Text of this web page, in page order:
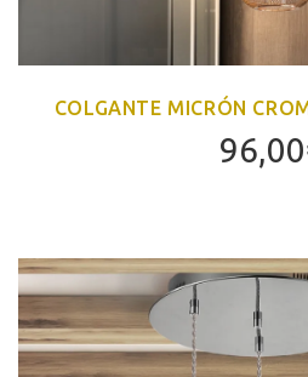
COLGANTE MICRÓN
96,00